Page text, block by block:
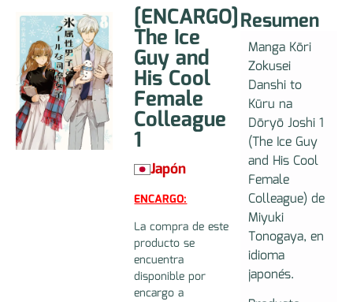
[ENCARGO]
The Ice
Guy and
His Cool
Female
Colleague
1
Japón
ENCARGO:
La compra de este
producto se
encuentra
disponible por
encargo a
Resumen
Manga Kōri
Zokusei
Danshi to
Kūru na
Dōryō Joshi 1
(The Ice Guy
and His Cool
Female
Colleague) de
Miyuki
Tonogaya, en
idioma
japonés.